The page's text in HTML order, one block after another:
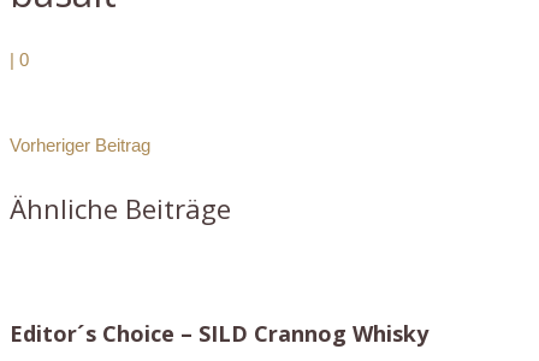
| 0
Vorheriger Beitrag
Ähnliche Beiträge
Editor´s Choice – SILD Crannog Whisky